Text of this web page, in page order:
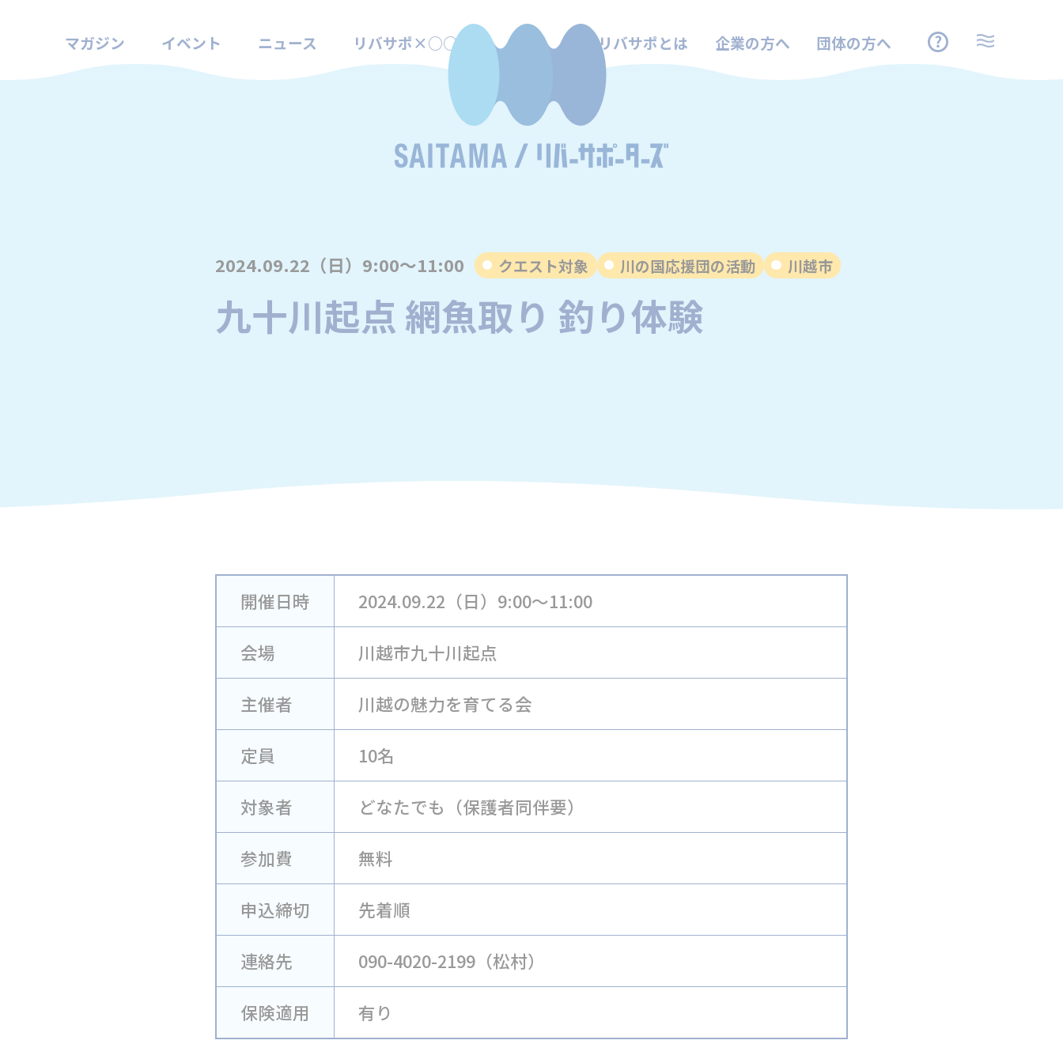
マガジン イベント ニュース リバサポ×○○ リバサポとは 企業の方へ 団体の方へ
2024.09.22（日）9:00～11:00 クエスト対象 川の国応援団の活動 川越市
九十川起点 網魚取り 釣り体験
開催日時 2024.09.22（日）9:00～11:00
会場 川越市九十川起点
主催者 川越の魅力を育てる会
定員 10名
対象者 どなたでも（保護者同伴要）
参加費 無料
申込締切 先着順
連絡先 090-4020-2199（松村）
保険適用 有り